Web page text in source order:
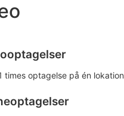
times optagelse på én lokation